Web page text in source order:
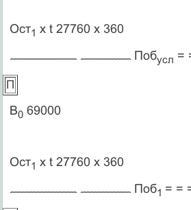
Ост1 х t 27760 х 360
Побусл =
П
В069000
Ост1 х t 27760 х 360
Поб1 = =